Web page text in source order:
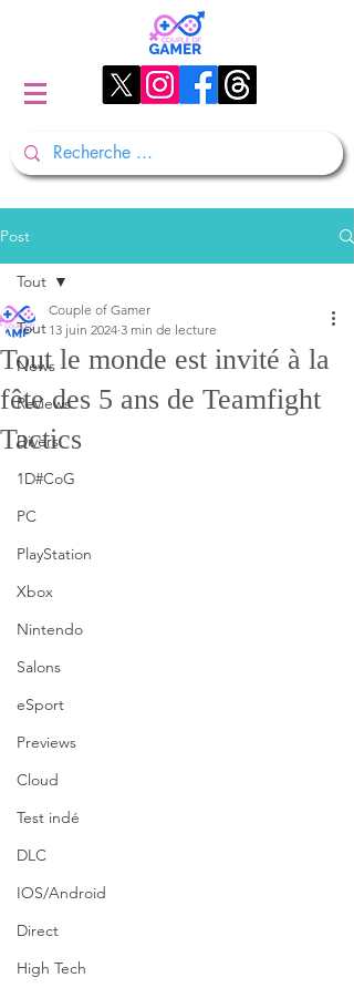
Post
Tout
News
Reviews
Divers
1D#CoG
PC
PlayStation
Xbox
Nintendo
Salons
eSport
Previews
Cloud
Test indé
DLC
IOS/Android
Direct
High Tech
Tout
Tout le monde est invité à la
fête des 5 ans de Teamfight
Tactics
Couple of Gamer
13 juin 2024 3 min de lecture